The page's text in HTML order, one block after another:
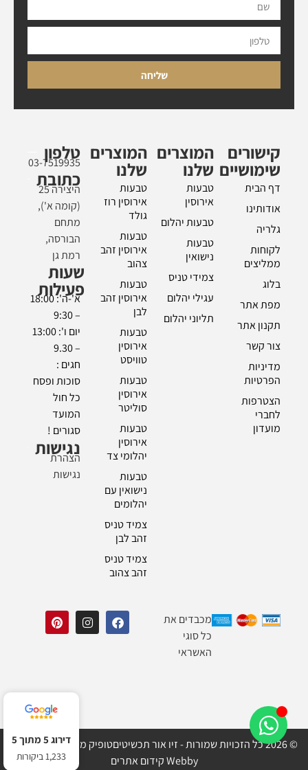
שליחה
קישורים
שימושיים
דף הבית
אודותינו
גלריה
לקוחות
ממליצים
בלוג
מפת אתר
תקנון אתר
צור קשר
מדיניות
הפרטיות
הצטרפות
לחברי
מועדון
המוצרים
שלנו
טבעות
אירוסין
טבעות יהלום
טבעות
נישואין
צמידי טניס
עגילי יהלום
תליוני יהלום
המוצרים
שלנו
טבעות
אירוסין רוז
גולד
טבעות
אירוסין זהב
צהוב
טבעות
אירוסין זהב
לבן
טבעות
אירוסין
טוויסט
טבעות
אירוסין
סוליטר
טבעות
אירוסין
יהלומי צד
טבעות
נישואין עם
יהלומים
צמיד טניס
זהב לבן
צמיד טניס
זהב צהוב
טלפון
03-7519935
כתובת
היצירה 25
(קומה א'),
מתחם
הבורסה,
רמת גן
שעות
פעילות
א'-ה': 18:00
– 9:30
יום ו': 13:00
– 9.30
חגים :
סוכות ופסח
כל חול
המועד
סגורים !
נגישות
הצהרת
נגישות
דירוג 5 מתוך 5
1,233 ביקורות
מכבדים את
כל סוגי
האשראי
© 2026 כל הזכויות שמורות - זיו אור תכשיטים
טופיק מדיה בניית אתרים
Webby קידום אתרים